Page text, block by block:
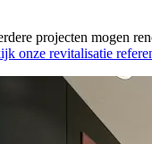
projecten mogen
onze revitalisatie